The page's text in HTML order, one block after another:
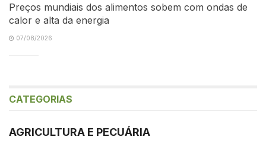
Preços mundiais dos alimentos sobem com ondas de
calor e alta da energia
07/08/2026
CATEGORIAS
AGRICULTURA E PECUÁRIA